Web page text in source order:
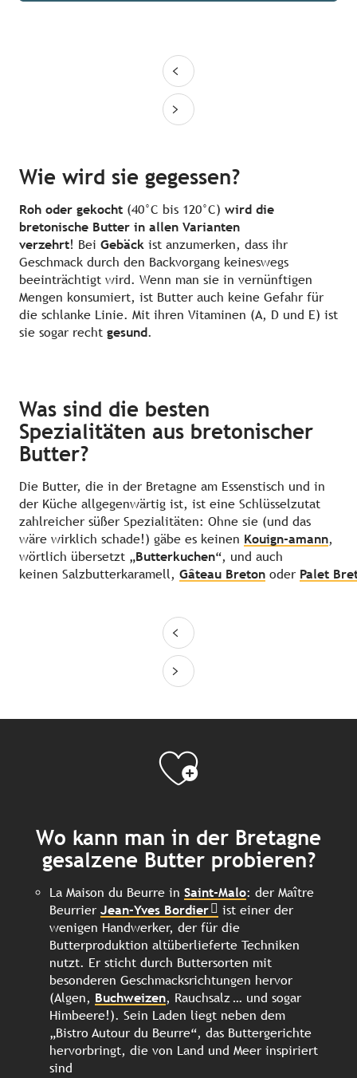
Wie wird sie gegessen?
Roh oder gekocht (40°C bis 120°C) wird die
bretonische Butter in allen Varianten
verzehrt! Bei Gebäck ist anzumerken, dass ihr
Geschmack durch den Backvorgang keineswegs
beeinträchtigt wird. Wenn man sie in vernünftigen
Mengen konsumiert, ist Butter auch keine Gefahr für
die schlanke Linie. Mit ihren Vitaminen (A, D und E) ist
sie sogar recht gesund.
Was sind die besten
Spezialitäten aus bretonischer
Butter?
Die Butter, die in der Bretagne am Essenstisch und in
der Küche allgegenwärtig ist, ist eine Schlüsselzutat
zahlreicher süßer Spezialitäten: Ohne sie (und das
wäre wirklich schade!) gäbe es keinen Kouign-amann,
wörtlich übersetzt „Butterkuchen“, und auch
keinen Salzbutterkaramell, Gâteau Breton oder Palet
Wo kann man in der Bretagne
gesalzene Butter probieren?
La Maison du Beurre in Saint-Malo: der Maître
Beurrier Jean-Yves Bordier
ist einer der
wenigen Handwerker, der für die
Butterproduktion altüberlieferte Techniken
nutzt. Er sticht durch Buttersorten mit
besonderen Geschmacksrichtungen hervor
(Algen, Buchweizen, Rauchsalz … und sogar
Himbeere!). Sein Laden liegt neben dem
„Bistro Autour du Beurre“, das Buttergerichte
hervorbringt, die von Land und Meer inspiriert
sind